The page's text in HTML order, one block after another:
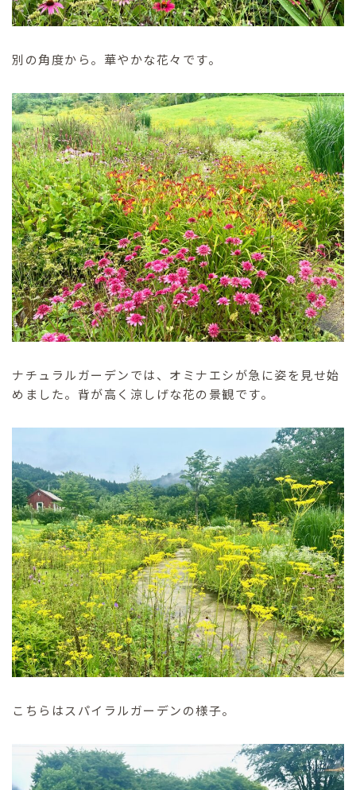
別の角度から。華やかな花々です。
ナチュラルガーデンでは、オミナエシが急に姿を見せ始
めました。背が高く涼しげな花の景観です。
こちらはスパイラルガーデンの様子。